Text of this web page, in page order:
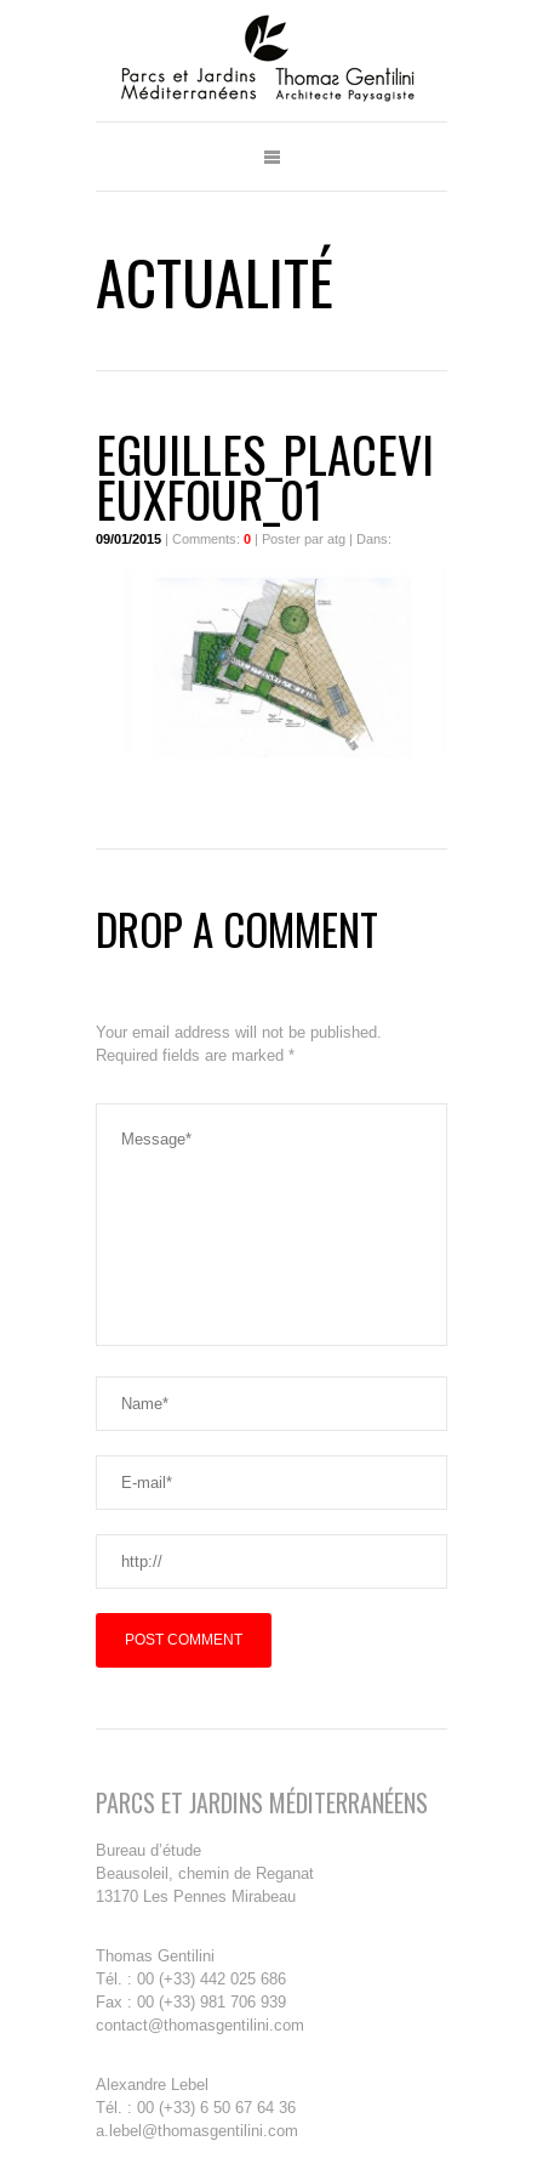
ACTUALITÉ
EGUILLES_PLACEVI
EUXFOUR_01
09/01/2015 | Comments: 0 | Poster par atg | Dans:
DROP A COMMENT
Your email address will not be published.
Required fields are marked *
PARCS ET JARDINS MÉDITERRANÉENS
Bureau d’étude
Beausoleil, chemin de Reganat
13170 Les Pennes Mirabeau
Thomas Gentilini
Tél. : 00 (+33) 442 025 686
Fax : 00 (+33) 981 706 939
contact@thomasgentilini.com
Alexandre Lebel
Tél. : 00 (+33) 6 50 67 64 36
a.lebel@thomasgentilini.com